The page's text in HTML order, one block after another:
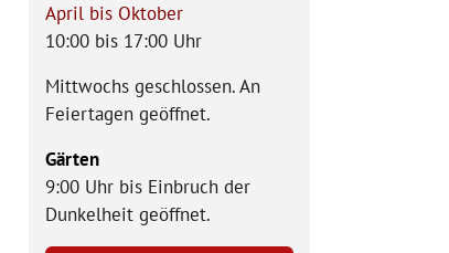
April bis Oktober
10:00 bis 17:00 Uhr
Mittwochs geschlossen. An
Feiertagen geöffnet.
Gärten
9:00 Uhr bis Einbruch der
Dunkelheit geöffnet.